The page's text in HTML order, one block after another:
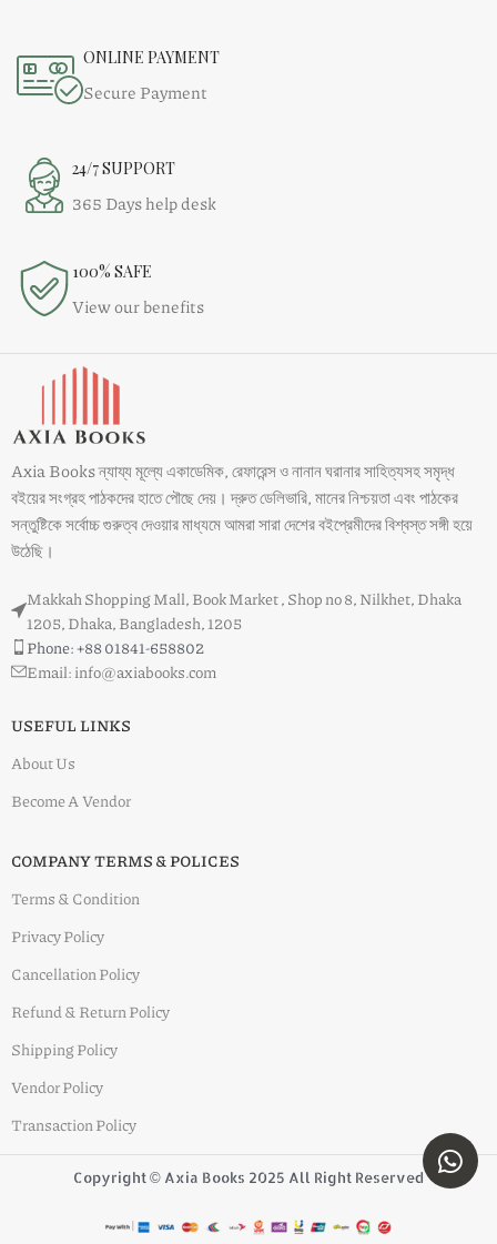
ONLINE PAYMENT
Secure Payment
24/7 SUPPORT
365 Days help desk
100% SAFE
View our benefits
Axia Books ন্যায্য মূল্যে একাডেমিক, রেফারেন্স ও নানান ঘরানার সাহিত্যসহ সমৃদ্ধ
বইয়ের সংগ্রহ পাঠকদের হাতে পৌছে দেয়। দ্রুত ডেলিভারি, মানের নিশ্চয়তা এবং পাঠকের
সন্তুষ্টিকে সর্বোচ্চ গুরুত্ব দেওয়ার মাধ্যমে আমরা সারা দেশের বইপ্রেমীদের বিশ্বস্ত সঙ্গী হয়ে
উঠেছি।
Makkah Shopping Mall, Book Market , Shop no 8, Nilkhet, Dhaka
1205, Dhaka, Bangladesh, 1205
Phone: +88 01841-658802
Email: info@axiabooks.com
USEFUL LINKS
About Us
Become A Vendor
COMPANY TERMS & POLICES
Terms & Condition
Privacy Policy
Cancellation Policy
Refund & Return Policy
Shipping Policy
Vendor Policy
Transaction Policy
Copyright © Axia Books 2025 All Right Reserved